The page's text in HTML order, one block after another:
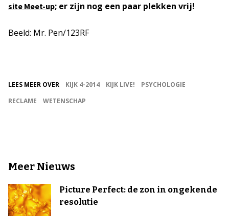
site Meet-up; er zijn nog een paar plekken vrij!
Beeld: Mr. Pen/123RF
LEES MEER OVER KIJK 4-2014 KIJK LIVE!
PSYCHOLOGIE
RECLAME
WETENSCHAP
Meer Nieuws
Picture Perfect: de zon in ongekende
resolutie